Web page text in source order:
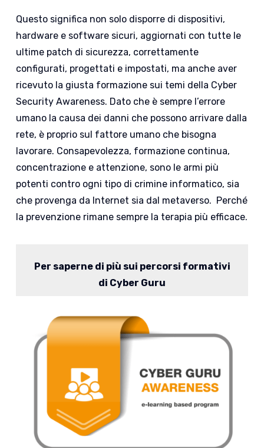
Questo significa non solo disporre di dispositivi,
hardware e software sicuri, aggiornati con tutte le
ultime patch di sicurezza, correttamente
configurati, progettati e impostati, ma anche aver
ricevuto la giusta formazione sui temi della Cyber
Security Awareness. Dato che è sempre l’errore
umano la causa dei danni che possono arrivare dalla
rete, è proprio sul fattore umano che bisogna
lavorare. Consapevolezza, formazione continua,
concentrazione e attenzione, sono le armi più
potenti contro ogni tipo di crimine informatico, sia
che provenga da Internet sia dal metaverso. Perché
la prevenzione rimane sempre la terapia più efficace.
Per saperne di più sui percorsi formativi
di Cyber Guru